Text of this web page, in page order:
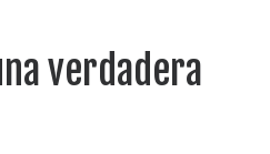
verdadera